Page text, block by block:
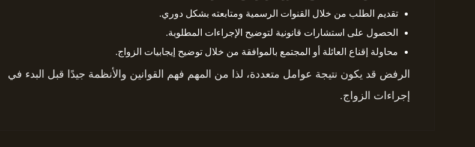
تقديم الطلب من خلال القنوات الرسمية ومتابعته بشكل دوري.
الحصول على استشارات قانونية لتوضيح الإجراءات المطلوبة.
محاولة إقناع العائلة أو المجتمع بالموافقة من خلال توضيح إيجابيات الزواج.
الرفض قد يكون نتيجة عوامل متعددة، لذا من المهم فهم القوانين والأنظمة جيدًا قبل البدء في
إجراءات الزواج.